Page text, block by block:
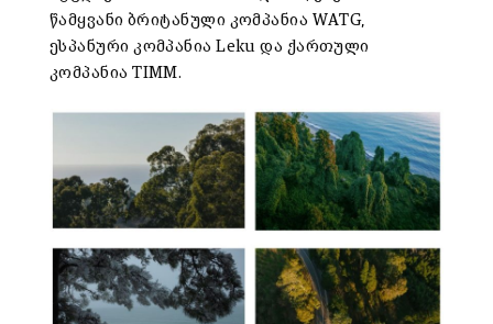
წამყვანი ბრიტანული კომპანია WATG,
ესპანური კომპანია Leku და ქართული
კომპანია TIMM.